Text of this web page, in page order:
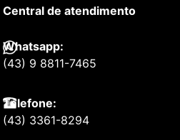
Central de atendimento
Whatsapp:
(43) 9 8811-7465
Telefone:
(43) 3361-8294